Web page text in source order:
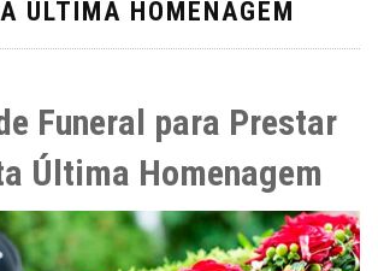
ÚLTIMA HOMENAGEM
Funeral para Prestar
Última Homenagem